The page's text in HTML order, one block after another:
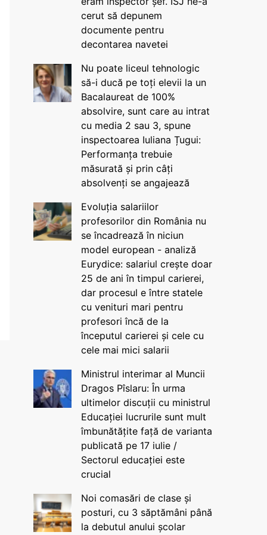
cerut să depunem
documente pentru
decontarea navetei
Nu poate liceul tehnologic
să-i ducă pe toți elevii la un
Bacalaureat de 100%
absolvire, sunt care au intrat
cu media 2 sau 3, spune
inspectoarea Iuliana Țugui:
Performanța trebuie
măsurată și prin câți
absolvenți se angajează
Evoluția salariilor
profesorilor din România nu
se încadrează în niciun
model european - analiză
Eurydice: salariul crește doar
25 de ani în timpul carierei,
dar procesul e între statele
cu venituri mari pentru
profesori încă de la
începutul carierei și cele cu
cele mai mici salarii
Ministrul interimar al Muncii
Dragos Pîslaru: În urma
ultimelor discuții cu ministrul
Educației lucrurile sunt mult
îmbunătățite față de varianta
publicată pe 17 iulie /
Sectorul educației este
crucial
Noi comasări de clase și
posturi, cu 3 săptămâni până
la debutul anului școlar